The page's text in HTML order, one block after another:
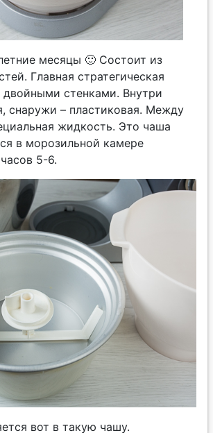
месяцы 🙂 Состоит из
Главная стратегическая
двойными стенками. Внутри
снаружи – пластиковая. Между
жидкость. Это чаша
в морозильной камере
5-6.
вот в такую чашу.